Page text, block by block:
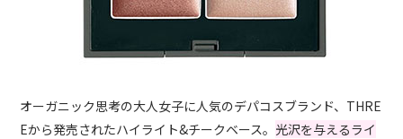
オーガニック思考の大人女子に人気のデパコスブランド、THRE
Eから発売されたハイライト&チークベース。 光沢を与えるライ